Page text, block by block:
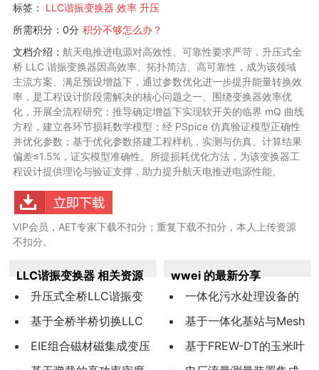
标签：
LLC谐振变换器 效率 升压
所需积分：0分 积分不够怎么办？
文档介绍：航天电推进电源对高效性、可靠性要求严苛，升压式全
桥 LLC 谐振变换器因高效率、拓扑简洁、高可靠性，成为该领域
主流方案。满足预设增益下，通过参数优化进一步提升能量转换效
率，是工程设计阶段需解决的核心问题之一。围绕变换器效率优
化，开展全流程研究：推导确定增益下实现软开关的临界 mQ 曲线
方程，建立各环节损耗数学模型；经 PSpice 仿真验证模型正确性
并优化参数；基于优化参数搭建工程样机，实测与仿真、计算结果
偏差≤1.5%，证实模型准确性。所提损耗优化方法，为该变换器工
程设计提供理论与验证支撑，助力提升航天电推进电源性能。
VIP会员，AET专家下载不扣分；重复下载不扣分，本人上传资源
不扣分。
LLC谐振变换器 相关资源
升压式全桥LLC谐振变
换器效率
基于全桥半桥切换LLC
谐振变换
EIE组合磁材磁集成变压
wwei 的最新分享
一体化污水处理设备的
智能电气系统设计与物联
网监控平台开发
基于一体化基站与Mesh
融合的新型产品覆盖方案
基于FREW-DT的玉米叶